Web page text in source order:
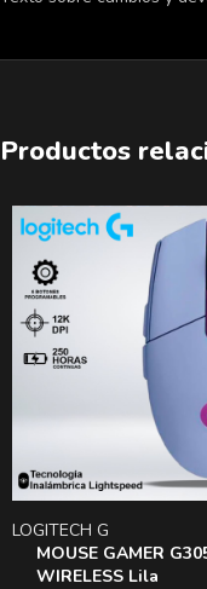
Productos
MOUSE GAMER
WIRELESS Lila
LOGITECH G